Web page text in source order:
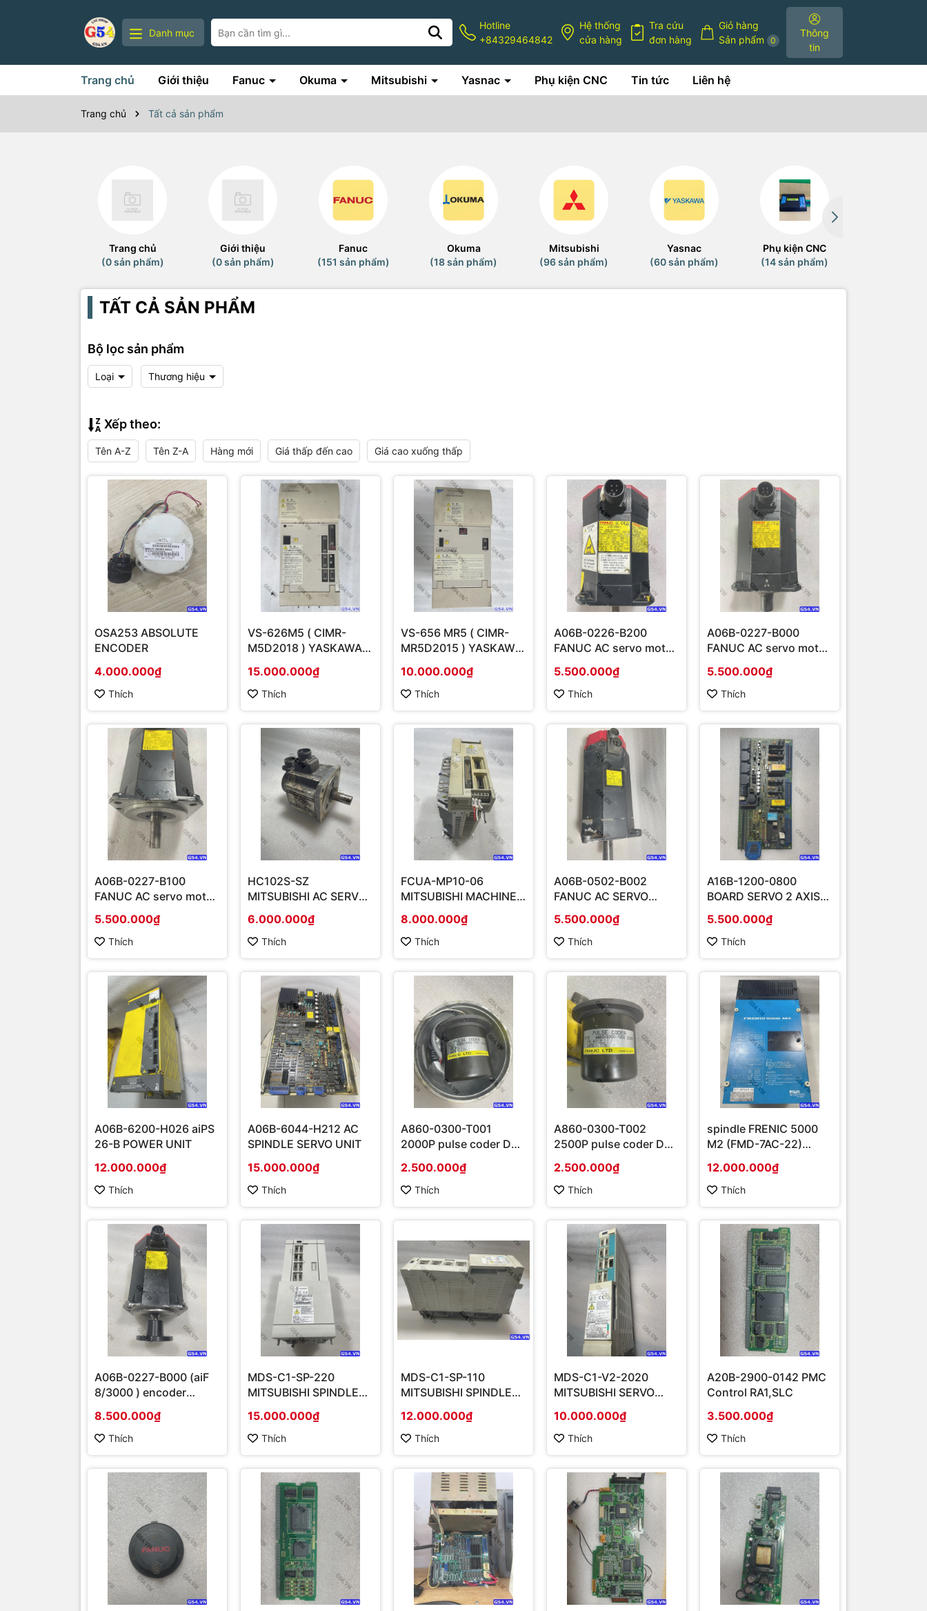
Danh mục
Hotline
+84329464842
Hệ thống
cửa hàng
Tra cứu
đơn hàng
Giỏ hàng
Sản phẩm 0
Thông
tin
Trang chủ Giới thiệu Fanuc Okuma Mitsubishi Yasnac Phụ kiện CNC Tin tức Liên hệ
Trang chủ Tất cả sản phẩm
Trang chủ
(0 sản phẩm)
Giới thiệu
(0 sản phẩm)
Fanuc
(151 sản phẩm)
Okuma
(18 sản phẩm)
Mitsubishi
(96 sản phẩm)
Yasnac
(60 sản phẩm)
Phụ kiện CNC
(14 sản phẩm)
TẤT CẢ SẢN PHẨM
Bộ lọc sản phẩm
Loại Thương hiệu
Xếp theo:
Tên A-Z Tên Z-A Hàng mới Giá thấp đến cao Giá cao xuống thấp
OSA253 ABSOLUTE
ENCODER
4.000.000₫
Thích
VS-626M5 ( CIMR-
M5D2018 ) YASKAWA
3PH 18.5KW
15.000.000₫
Thích
VS-656 MR5 ( CIMR-
MR5D2015 ) YASKAWA
CLASS 3PH 15KW
10.000.000₫
Thích
A06B-0226-B200
FANUC AC servo motor
5.500.000₫
Thích
A06B-0227-B000
FANUC AC servo motor
5.500.000₫
Thích
A06B-0227-B100
FANUC AC servo motor
5.500.000₫
Thích
HC102S-SZ
MITSUBISHI AC SERVO
6.000.000₫
Thích
FCUA-MP10-06
MITSUBISHI MACHINE
8.000.000₫
Thích
A06B-0502-B002
FANUC AC SERVO
5.500.000₫
Thích
A16B-1200-0800
BOARD SERVO 2 AXIS
5.500.000₫
Thích
A06B-6200-H026 aiPS
26-B POWER UNIT
12.000.000₫
Thích
A06B-6044-H212 AC
SPINDLE SERVO UNIT
15.000.000₫
Thích
A860-0300-T001
2000P pulse coder DC
2.500.000₫
Thích
A860-0300-T002
2500P pulse coder DC
2.500.000₫
Thích
spindle FRENIC 5000
M2 (FMD-7AC-22)
12.000.000₫
Thích
A06B-0227-B000 (aiF
8/3000 ) encoder
8.500.000₫
Thích
MDS-C1-SP-220
MITSUBISHI SPINDLE
15.000.000₫
Thích
MDS-C1-SP-110
MITSUBISHI SPINDLE
12.000.000₫
Thích
MDS-C1-V2-2020
MITSUBISHI SERVO
10.000.000₫
Thích
A20B-2900-0142 PMC
Control RA1,SLC
3.500.000₫
Thích